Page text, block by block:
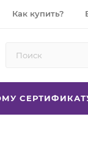
Как купить?